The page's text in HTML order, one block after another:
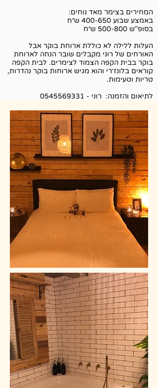
המחירים בצימר מאד נוחים:
באמצע שבוע 400-650 ש״ח
בסופ''ש 500-800 ש״ח
העלות ללילה לא כוללת ארוחת בוקר אבל
האורחים של רוני מקבלים שובר הנחה לארוחת
בוקר בבית הקפה הצמוד לצימרים. לבית הקפה
קוראים בלונז׳רי והוא מגיש ארוחות בוקר נהדרות,
טריות וטעימות.
לתיאום והזמנה: רוני - 0545569331